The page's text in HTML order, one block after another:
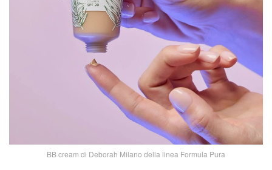
BB cream di Deborah Milano della linea Formula Pura